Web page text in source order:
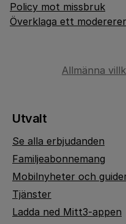
Policy mot missbruk
Överklaga ett
Allmänna
Utvalt
Se alla erbjudanden
Familjeabonnemang
Mobilnyheter och
Tjänster
Ladda ned Mitt3-appen